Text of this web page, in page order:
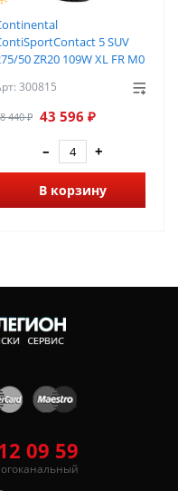
5 SUV
50 ZR20 109W XL FR M0
300815
440 ₽ 43 596 ₽
–
+
В корзину
09 59